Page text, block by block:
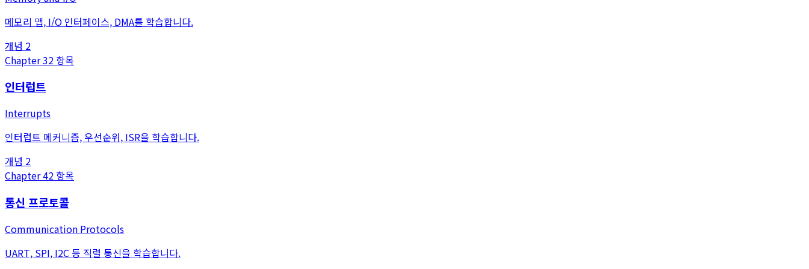
메모리 맵, I/O 인터페이스, DMA를 학습합니다.
개념 2
Chapter32 항목
인터럽트
Interrupts
인터럽트 메커니즘, 우선순위, ISR을 학습합니다.
개념 2
Chapter42 항목
통신 프로토콜
Communication Protocols
UART, SPI, I2C 등 직렬 통신을 학습합니다.